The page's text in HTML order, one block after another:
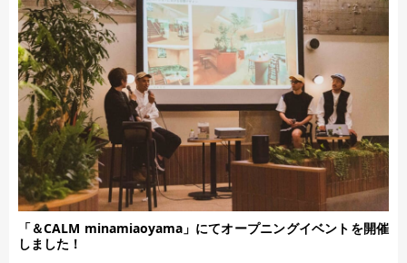
「＆CALM minamiaoyama」にてオープニングイベントを開催
しました！